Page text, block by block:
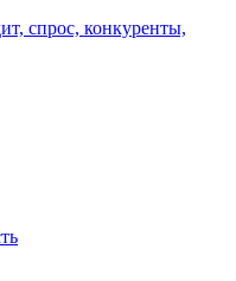
спрос, конкуренты,